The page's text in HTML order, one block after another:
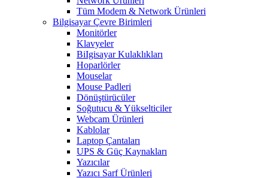
Tüm Modem & Network Ürünleri
Bilgisayar Çevre Birimleri
Monitörler
Klavyeler
BiIgisayar Kulaklıkları
Hoparlörler
Mouselar
Mouse Padleri
Dönüştürücüler
Soğutucu & Yükselticiler
Webcam Ürünleri
Kablolar
Laptop Çantaları
UPS & Güç Kaynakları
Yazıcılar
Yazıcı Sarf Ürünleri